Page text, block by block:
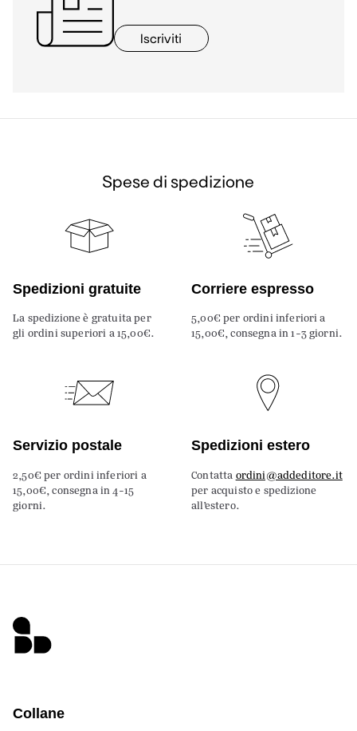
Iscriviti
Spese di spedizione
Spedizioni gratuite
La spedizione è gratuita per
gli ordini superiori a 15,00€.
Corriere espresso
5,00€ per ordini inferiori a
15,00€, consegna in 1-3 giorni.
Servizio postale
2,50€ per ordini inferiori a
15,00€, consegna in 4-15
giorni.
Spedizioni estero
Contatta ordini@addeditore.it
per acquisto e spedizione
all’estero.
Collane